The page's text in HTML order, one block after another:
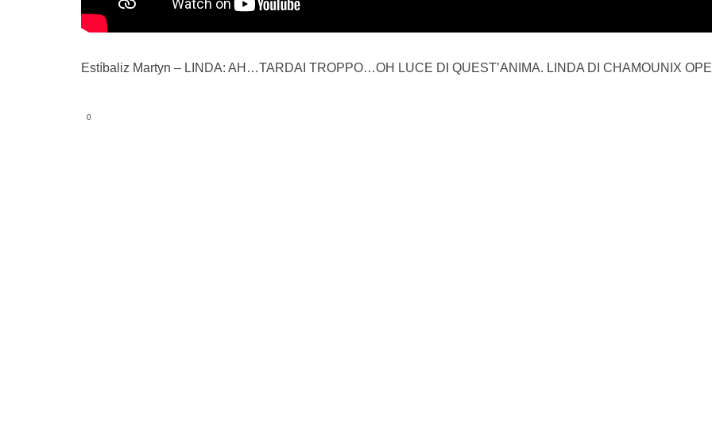
Estíbaliz Martyn – LINDA: AH…TARDAI TROPPO…OH LUCE DI QUEST’ANIMA. LINDA DI CHAMOUNIX
0